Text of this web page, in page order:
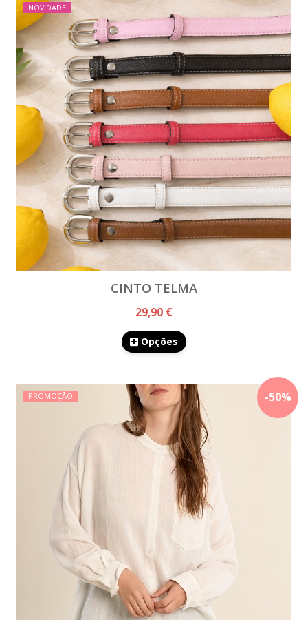
NOVIDADE
CINTO TELMA
29,90 €
Opções
-50%
PROMOÇÃO